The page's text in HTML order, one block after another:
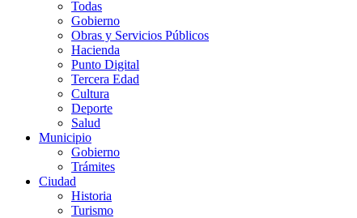
Todas
Gobierno
Obras y Servicios Públicos
Hacienda
Punto Digital
Tercera Edad
Cultura
Deporte
Salud
Municipio
Gobierno
Trámites
Ciudad
Historia
Turismo